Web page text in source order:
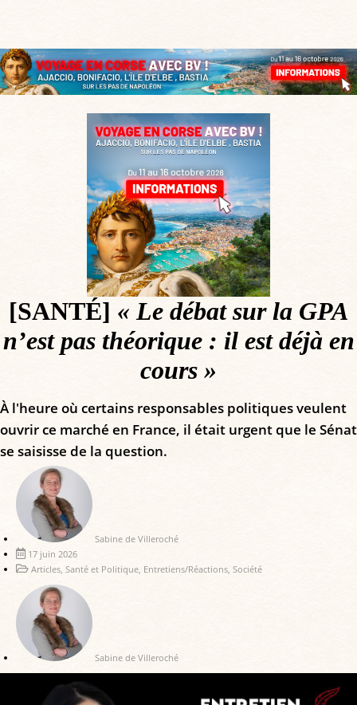
[SANTÉ] « Le débat sur la GPA
n’est pas théorique : il est déjà en
cours »
À l'heure où certains responsables politiques veulent
ouvrir ce marché en France, il était urgent que le Sénat
se saisisse de la question.
Sabine de Villeroché
17 juin 2026
Articles Santé et Politique Entretiens/Réactions Société
Sabine de Villeroché